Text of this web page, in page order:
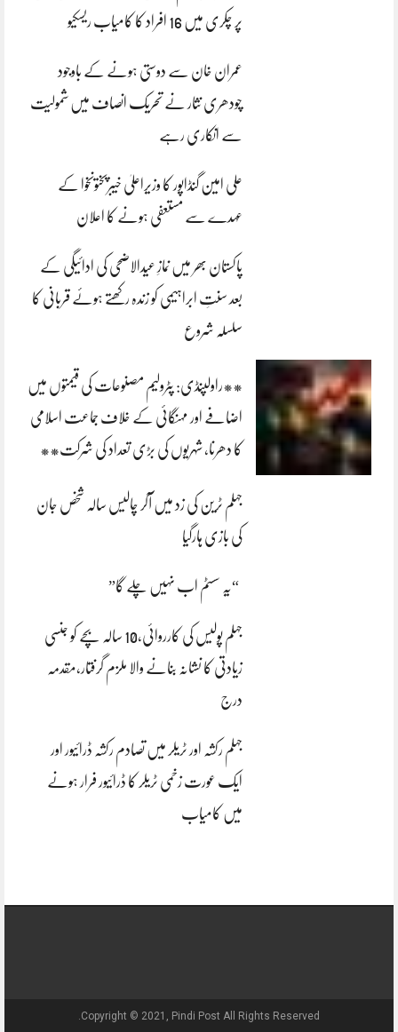
پر چکری میں 16 افراد کا کامیاب ریسکیو
عمران خان سے دوستی ہونے کے باوجود
چودھری نثار نے تحریک انصاف میں شمولیت
سے انکاری رہے
علی امین گنڈاپور کا وزیراعلیٰ خیبرپختونخوا کے
عہدے سے مستعفی ہونے کا اعلان
پاکستان بھر میں نمازِ عیدالاضحی کی ادائیگی کے
بعد سنتِ ابراہیمی کو زندہ رکھتے ہوئے قربانی کا
سلسلہ شروع
**راولپنڈی: پٹرولیم مصنوعات کی قیمتوں میں
اضافے اور مہنگائی کے خلاف جماعت اسلامی
کا دھرنا، شہریوں کی بڑی تعداد کی شرکت**
جہلم ٹرین کی زد میں آکر چالیس سالہ شخص جان
کی بازی ہارگیا
“یہ سسٹم اب نہیں چلے گا”
جہلم پولیس کی کارروائی،10 سالہ بچے کو جنسی
زیادتی کا نشانہ بنانے والا ملزم گرفتار،مقدمہ
درج
جہلم رکشہ اور ٹریلر میں تصادم رکشہ ڈرائیور اور
ایک عورت زخمی ٹریلر کا ڈرائیور فرار ہونے
میں کامیاب
Copyright © 2021, Pindi Post All Rights Reserved.